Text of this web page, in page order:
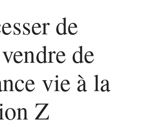
de
de
vie à la
Z